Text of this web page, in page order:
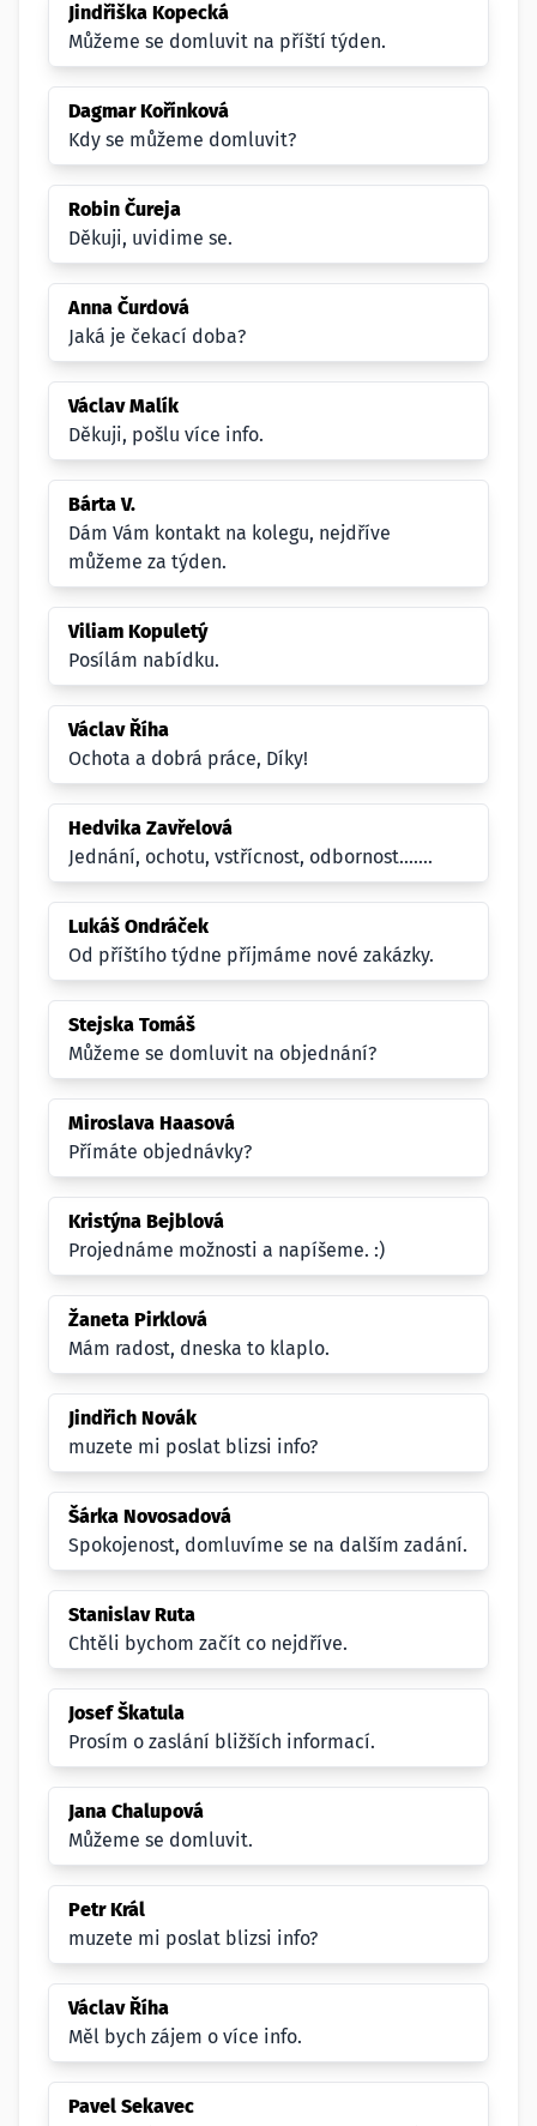
Jindřiška Kopecká
Můžeme se domluvit na příští týden.
Dagmar Kořínková
Kdy se můžeme domluvit?
Robin Čureja
Děkuji, uvidime se.
Anna Čurdová
Jaká je čekací doba?
Václav Malík
Děkuji, pošlu více info.
Bárta V.
Dám Vám kontakt na kolegu, nejdříve
můžeme za týden.
Viliam Kopuletý
Posílám nabídku.
Václav Říha
Ochota a dobrá práce, Díky!
Hedvika Zavřelová
Jednání, ochotu, vstřícnost, odbornost.......
Lukáš Ondráček
Od příštího týdne příjmáme nové zakázky.
Stejska Tomáš
Můžeme se domluvit na objednání?
Miroslava Haasová
Přímáte objednávky?
Kristýna Bejblová
Projednáme možnosti a napíšeme. :)
Žaneta Pirklová
Mám radost, dneska to klaplo.
Jindřich Novák
muzete mi poslat blizsi info?
Šárka Novosadová
Spokojenost, domluvíme se na dalším zadání.
Stanislav Ruta
Chtěli bychom začít co nejdříve.
Josef Škatula
Prosím o zaslání bližších informací.
Jana Chalupová
Můžeme se domluvit.
Petr Král
muzete mi poslat blizsi info?
Václav Říha
Měl bych zájem o více info.
Pavel Sekavec